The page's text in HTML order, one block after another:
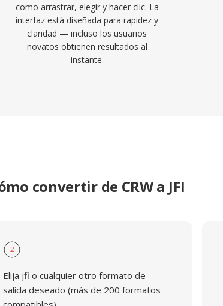
como arrastrar, elegir y hacer clic. La
interfaz está diseñada para rapidez y
claridad — incluso los usuarios
novatos obtienen resultados al
instante.
convertir de CRW a JFI
2
Elija jfi o cualquier otro formato de
salida deseado (más de 200 formatos